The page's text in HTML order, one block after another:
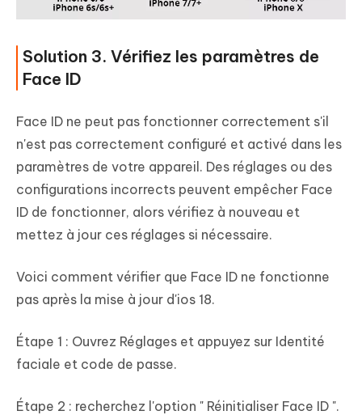
Solution 3. Vérifiez les paramètres de
Face ID
Face ID ne peut pas fonctionner correctement s'il
n'est pas correctement configuré et activé dans les
paramètres de votre appareil. Des réglages ou des
configurations incorrects peuvent empêcher Face
ID de fonctionner, alors vérifiez à nouveau et
mettez à jour ces réglages si nécessaire.
Voici comment vérifier que Face ID ne fonctionne
pas après la mise à jour d'ios 18.
Étape 1 : Ouvrez Réglages et appuyez sur Identité
faciale et code de passe.
Étape 2 : recherchez l'option " Réinitialiser Face ID ".